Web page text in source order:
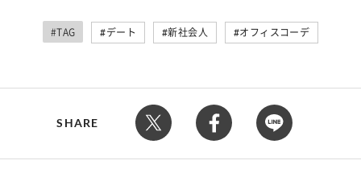
#TAG デート 新社会人 オフィスコーデ
SHARE